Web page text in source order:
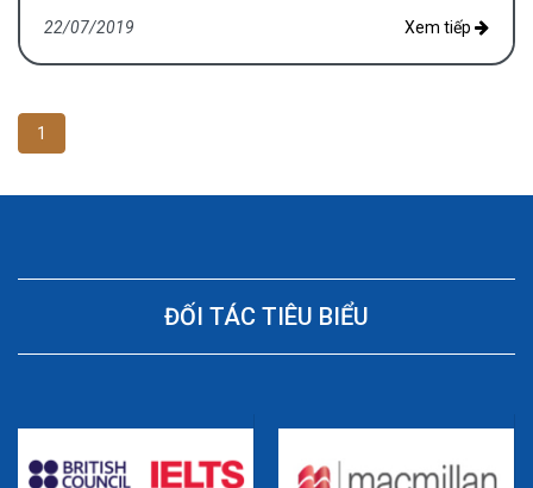
22/07/2019 Xem tiếp
1
ĐỐI TÁC TIÊU BIỂU